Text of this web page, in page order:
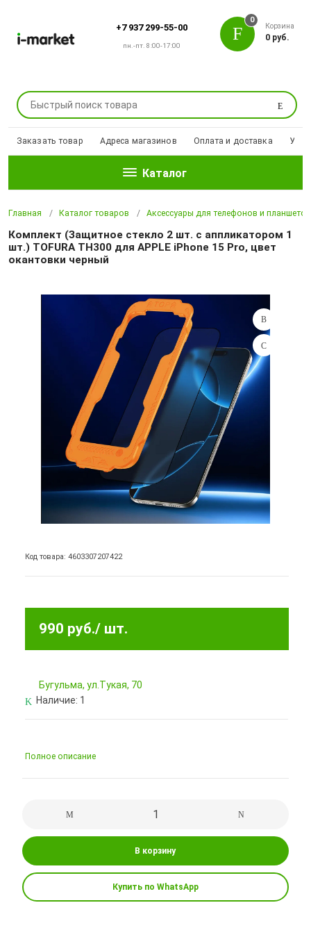
+7 937 299-55-00
пн.-пт. 8:00-17:00
Поиск
0
Корзина
0 руб.
Заказать товар Адреса магазинов Оплата и доставка
Каталог
Главная Каталог товаров Аксессуары для телефонов и планшетов
Комплект (Защитное стекло 2 шт. с аппликатором 1
шт.) TOFURA TH300 для APPLE iPhone 15 Pro, цвет
окантовки черный
Код товара: 4603307207422
990 руб./ шт.
Бугульма, ул.Тукая, 70
Наличие: 1
Полное описание
В корзину
Купить по WhatsApp